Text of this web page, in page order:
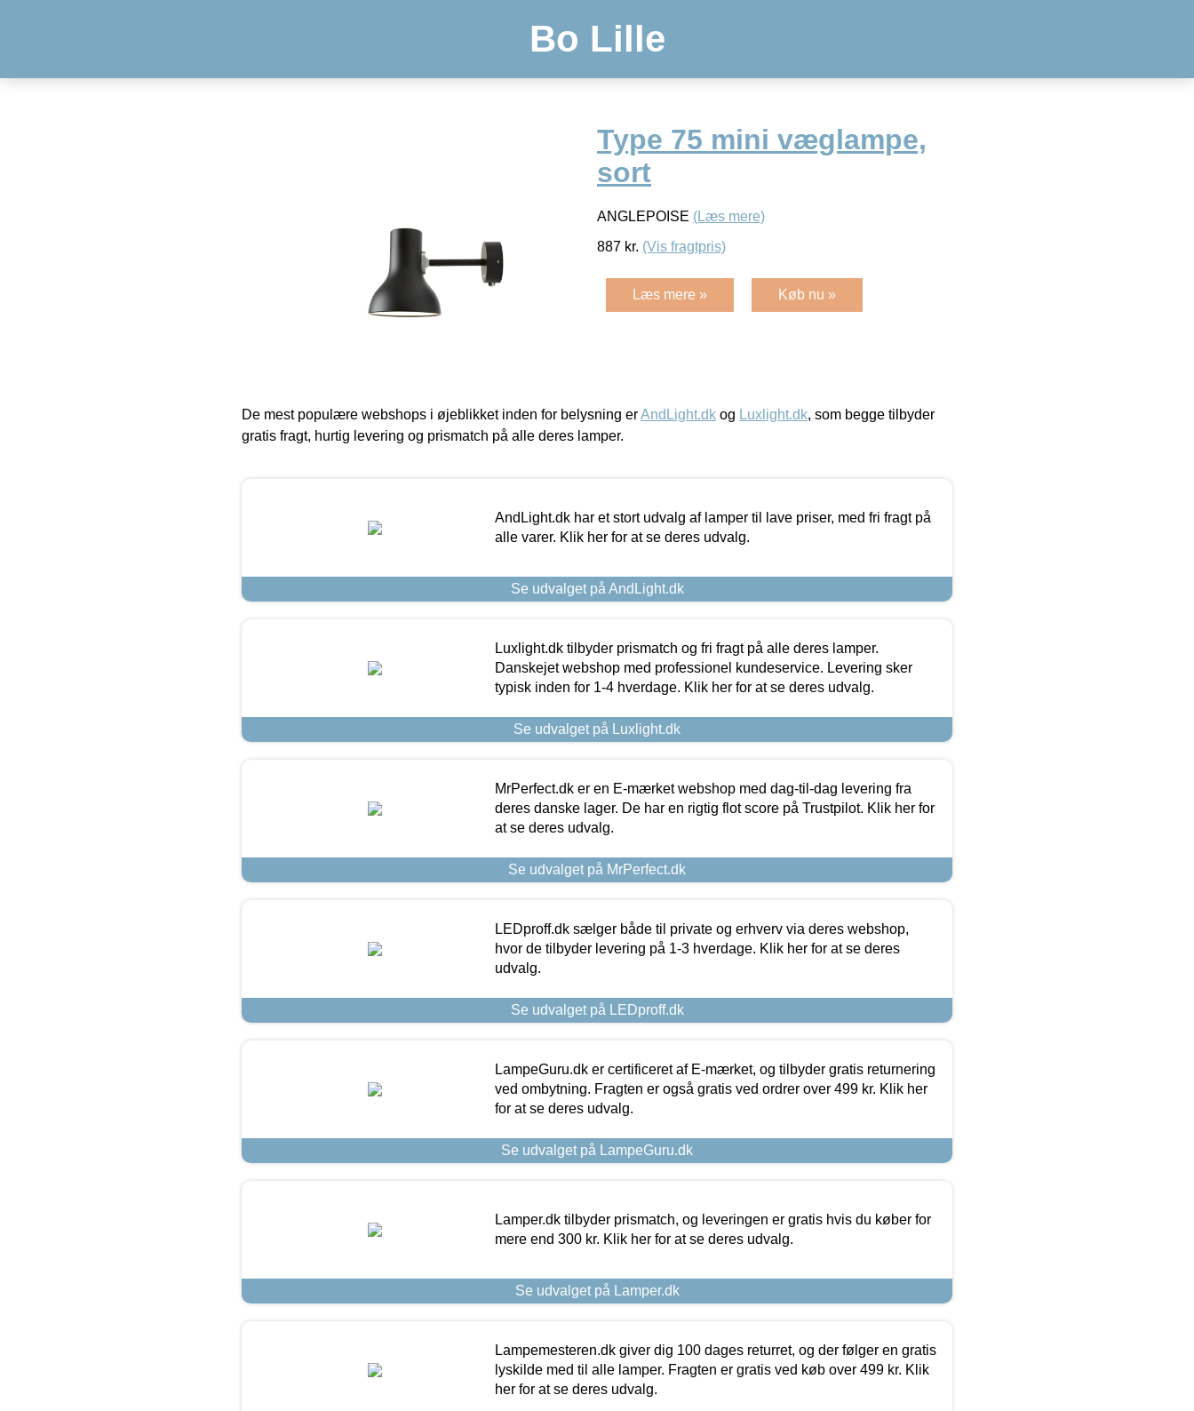
Bo Lille
Type 75 mini væglampe,
sort
ANGLEPOISE (Læs mere)
887 kr. (Vis fragtpris)
Læs mere » Køb nu »
De mest populære webshops i øjeblikket inden for belysning erAndLight.dk og Luxlight.dk, som begge tilbyder
gratis fragt, hurtig levering og prismatch på alle deres lamper.
AndLight.dk har et stort udvalg af lamper til lave priser, med fri fragt på
alle varer. Klik her for at se deres udvalg.
Se udvalget på AndLight.dk
Luxlight.dk tilbyder prismatch og fri fragt på alle deres lamper.
Danskejet webshop med professionel kundeservice. Levering sker
typisk inden for 1-4 hverdage. Klik her for at se deres udvalg.
Se udvalget på Luxlight.dk
MrPerfect.dk er en E-mærket webshop med dag-til-dag levering fra
deres danske lager. De har en rigtig flot score på Trustpilot. Klik her for
at se deres udvalg.
Se udvalget på MrPerfect.dk
LEDproff.dk sælger både til private og erhverv via deres webshop,
hvor de tilbyder levering på 1-3 hverdage. Klik her for at se deres
udvalg.
Se udvalget på LEDproff.dk
LampeGuru.dk er certificeret af E-mærket, og tilbyder gratis returnering
ved ombytning. Fragten er også gratis ved ordrer over 499 kr. Klik her
for at se deres udvalg.
Se udvalget på LampeGuru.dk
Lamper.dk tilbyder prismatch, og leveringen er gratis hvis du køber for
mere end 300 kr. Klik her for at se deres udvalg.
Se udvalget på Lamper.dk
Lampemesteren.dk giver dig 100 dages returret, og der følger en gratis
lyskilde med til alle lamper. Fragten er gratis ved køb over 499 kr. Klik
her for at se deres udvalg.